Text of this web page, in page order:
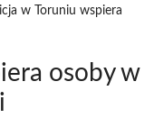
w Toruniu wspiera
osoby w